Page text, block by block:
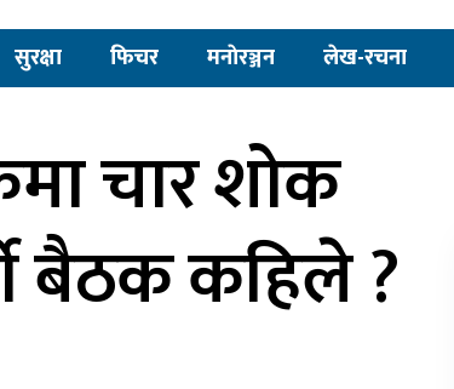
सुरक्षा फिचर मनाेरञ्जन लेख-रचना
चार शोक
बैठक कहिले ?